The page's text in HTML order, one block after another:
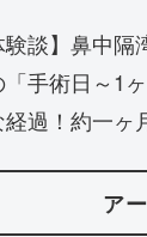
験談】鼻中
「手術日～1
経過！約一ヶ
ア